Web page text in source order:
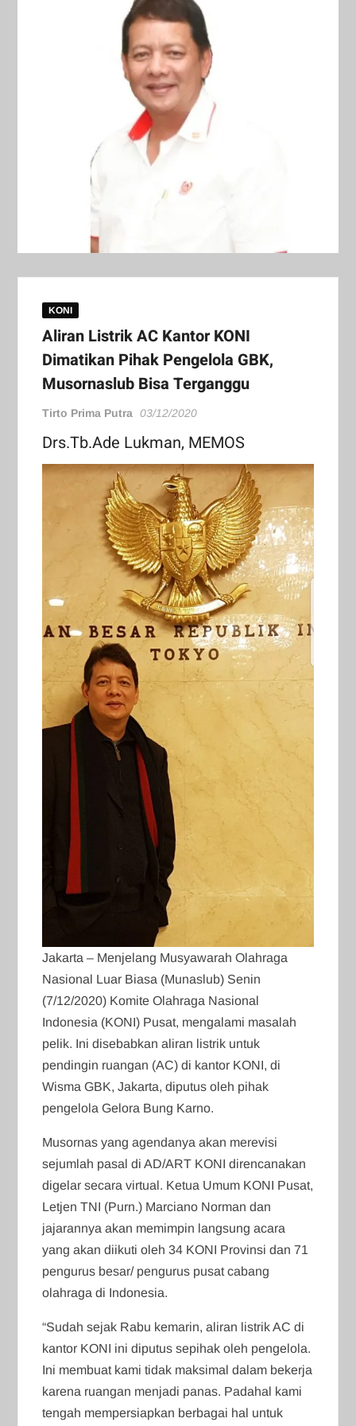
KONI
Aliran Listrik AC Kantor KONI
Dimatikan Pihak Pengelola GBK,
Musornaslub Bisa Terganggu
Tirto Prima Putra 03/12/2020
Drs.Tb.Ade Lukman, MEMOS
Jakarta – Menjelang Musyawarah Olahraga
Nasional Luar Biasa (Munaslub) Senin
(7/12/2020) Komite Olahraga Nasional
Indonesia (KONI) Pusat, mengalami masalah
pelik. Ini disebabkan aliran listrik untuk
pendingin ruangan (AC) di kantor KONI, di
Wisma GBK, Jakarta, diputus oleh pihak
pengelola Gelora Bung Karno.
Musornas yang agendanya akan merevisi
sejumlah pasal di AD/ART KONI direncanakan
digelar secara virtual. Ketua Umum KONI Pusat,
Letjen TNI (Purn.) Marciano Norman dan
jajarannya akan memimpin langsung acara
yang akan diikuti oleh 34 KONI Provinsi dan 71
pengurus besar/ pengurus pusat cabang
olahraga di Indonesia.
“Sudah sejak Rabu kemarin, aliran listrik AC di
kantor KONI ini diputus sepihak oleh pengelola.
Ini membuat kami tidak maksimal dalam bekerja
karena ruangan menjadi panas. Padahal kami
tengah mempersiapkan berbagai hal untuk